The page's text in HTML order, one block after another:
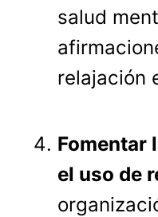
salud
relajación
Fomentar
el uso de